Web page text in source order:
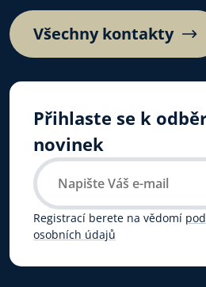
Všechny kontakty
Přihlaste se k
novinek
Registrací berete na vědomí
osobních údajů